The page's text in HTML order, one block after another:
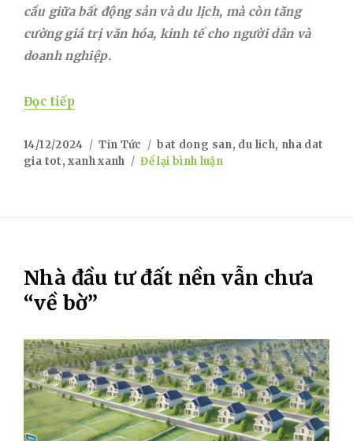
cầu giữa bất động sản và du lịch, mà còn tăng
cường giá trị văn hóa, kinh tế cho người dân và
doanh nghiệp.
Đọc tiếp“Tăng cường kết nối giữa “Nhà đất giá
Posted
on
14/12/2024 Categories
Tin Tức Tags
bat dong san, du lich, nha dat
gia tot,xanh xanh Để lại bình luận
đất
“Du
lịch
Xanh
Xanh”
Nhà đầu tư đất nền vẫn chưa
“về bờ”